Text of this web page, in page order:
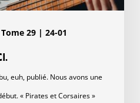
Tome 29 | 24-01
euh, publié. Nous avons une
« Pirates et Corsaires »